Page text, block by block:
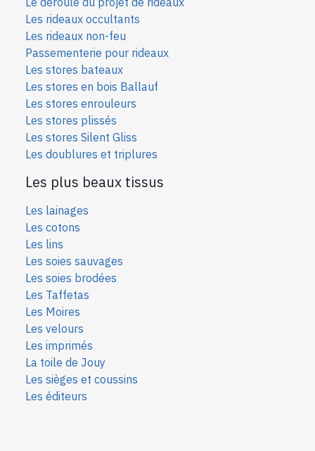
Les rideaux occultants
Les rideaux non-feu
Passementerie pour rideaux
Les stores bateaux
Les stores en bois Ballauf
Les stores enrouleurs
Les stores plissés
Les stores Silent Gliss
Les doublures et triplures
Les plus beaux tissus
Les lainages
Les cotons
Les lins
Les soies sauvages
Les soies brodées
Les Taffetas
Les Moires
Les velours
Les imprimés
La toile de Jouy
Les sièges et coussins
Les éditeurs